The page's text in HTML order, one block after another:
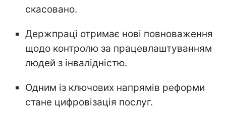
скасовано.
Держпраці отримає нові повноваження
щодо контролю за працевлаштуванням
людей з інвалідністю.
Одним із ключових напрямів реформи
стане цифровізація послуг.